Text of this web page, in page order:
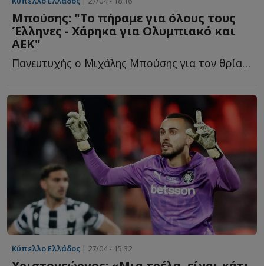
Μπούσης: "Το πήραμε για όλους τους
Έλληνες - Χάρηκα για Ολυμπιακό και
ΑΕΚ"
Πανευτυχής ο Μιχάλης Μπούσης για τον θρίαμβο του ΟΦΗ μ...
Κύπελλο Ελλάδος | 27/04 - 15:32